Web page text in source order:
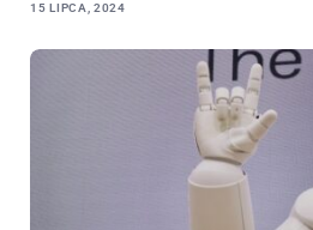
15 LIPCA, 2024